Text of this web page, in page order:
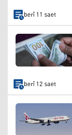
berî 11 saet
berî 12 saet